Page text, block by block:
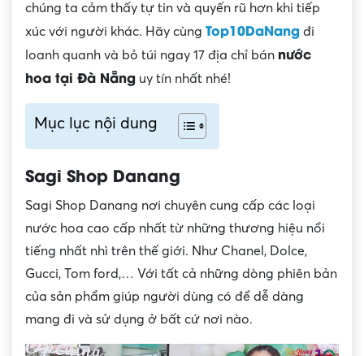
chúng ta cảm thấy tự tin và quyến rũ hơn khi tiếp
xúc với người khác. Hãy cùng Top10DaNang đi
loanh quanh và bỏ túi ngay 17 địa chỉ bán nước
hoa tại Đà Nẵng uy tín nhất nhé!
Mục lục nội dung
Sagi Shop Danang
Sagi Shop Danang nơi chuyên cung cấp các loại
nước hoa cao cấp nhất từ những thương hiệu nổi
tiếng nhất nhì trên thế giới. Như Chanel, Dolce,
Gucci, Tom ford,… Với tất cả những dòng phiên bản
của sản phẩm giúp người dùng có để dễ dàng
mang đi và sử dụng ở bất cứ nơi nào.